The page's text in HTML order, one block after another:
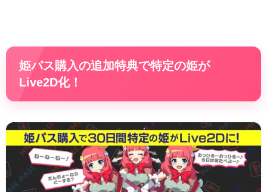
姫パス購入の追加特典で特定の姫が
Live2D化！